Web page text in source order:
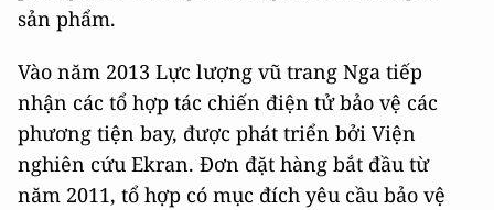
sản phẩm.
Vào năm 2013 Lực lượng vũ trang Nga tiếp
nhận các tổ hợp tác chiến điện tử bảo vệ các
phương tiện bay, được phát triển bởi Viện
nghiên cứu Ekran. Đơn đặt hàng bắt đầu từ
năm 2011, tổ hợp có mục đích yêu cầu bảo vệ